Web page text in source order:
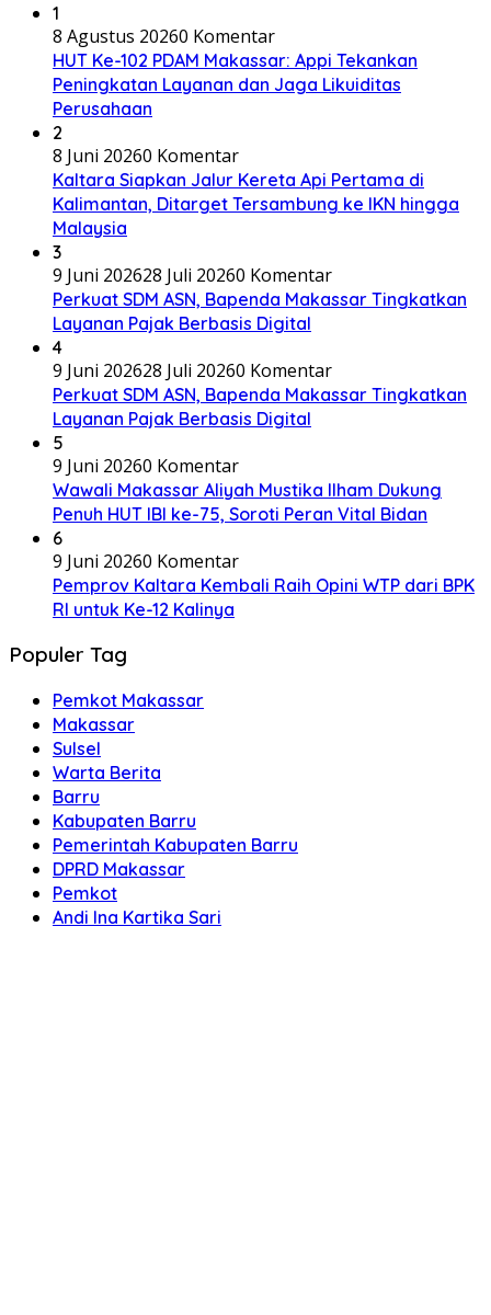
1
8 Agustus 20260 Komentar
HUT Ke-102 PDAM Makassar: Appi Tekankan
Peningkatan Layanan dan Jaga Likuiditas
Perusahaan
2
8 Juni 20260 Komentar
Kaltara Siapkan Jalur Kereta Api Pertama di
Kalimantan, Ditarget Tersambung ke IKN hingga
Malaysia
3
9 Juni 202628 Juli 20260 Komentar
Perkuat SDM ASN, Bapenda Makassar Tingkatkan
Layanan Pajak Berbasis Digital
4
9 Juni 202628 Juli 20260 Komentar
Perkuat SDM ASN, Bapenda Makassar Tingkatkan
Layanan Pajak Berbasis Digital
5
9 Juni 20260 Komentar
Wawali Makassar Aliyah Mustika Ilham Dukung
Penuh HUT IBI ke-75, Soroti Peran Vital Bidan
6
9 Juni 20260 Komentar
Pemprov Kaltara Kembali Raih Opini WTP dari BPK
RI untuk Ke-12 Kalinya
Populer Tag
Pemkot Makassar
Makassar
Sulsel
Warta Berita
Barru
Kabupaten Barru
Pemerintah Kabupaten Barru
DPRD Makassar
Pemkot
Andi Ina Kartika Sari